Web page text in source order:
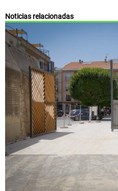
Noticias relacionadas